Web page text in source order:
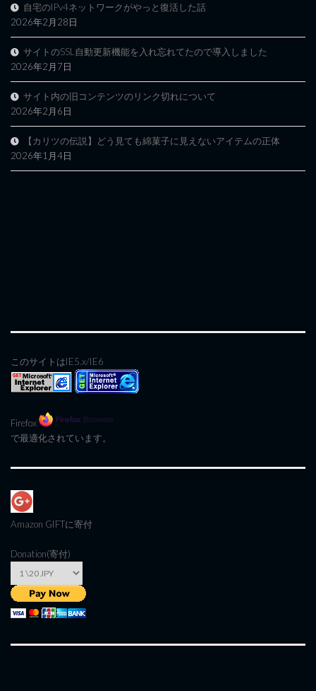
自宅のIPv4ネットワークがやっと復活した話
2026年2月28日
サイトのSSL自動更新機能を入れ忘れてたので導入しました
2026年2月7日
サイト内の旧コンテンツのリンク切れについて
2026年2月6日
【カリツの伝説】どう見ても綿菓子に見えないアイテムの正体
2026年1月4日
このサイトはIE5.x/IE6
Firefox
で最適化されています。
Amazon GIFTに寄付
Donation(寄付)